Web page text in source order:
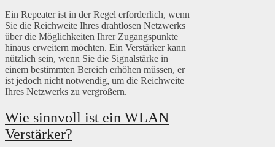
Ein Repeater ist in der Regel erforderlich, wenn
Sie die Reichweite Ihres drahtlosen Netzwerks
über die Möglichkeiten Ihrer Zugangspunkte
hinaus erweitern möchten. Ein Verstärker kann
nützlich sein, wenn Sie die Signalstärke in
einem bestimmten Bereich erhöhen müssen, er
ist jedoch nicht notwendig, um die Reichweite
Ihres Netzwerks zu vergrößern.
Wie sinnvoll ist ein WLAN
Verstärker?